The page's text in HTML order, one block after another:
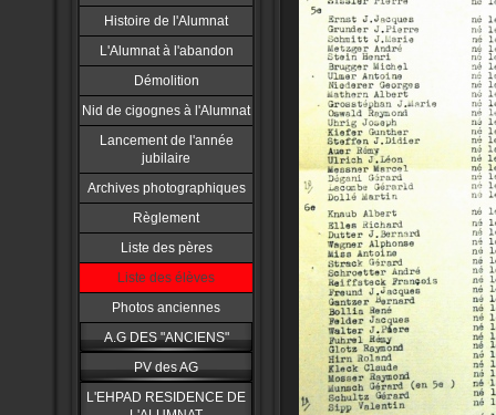
Histoire de l'Alumnat
L'Alumnat à l'abandon
Démolition
Nid de cigognes à l'Alumnat
Lancement de l'année
jubilaire
Archives photographiques
Règlement
Liste des pères
Liste des élèves
Photos anciennes
A.G DES "ANCIENS"
PV des AG
L'EHPAD RESIDENCE DE